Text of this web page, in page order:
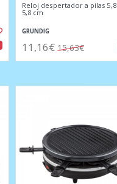
Reloj despertador a pilas 5,8
5,8 cm
GRUNDIG
11,16€ 15,63€